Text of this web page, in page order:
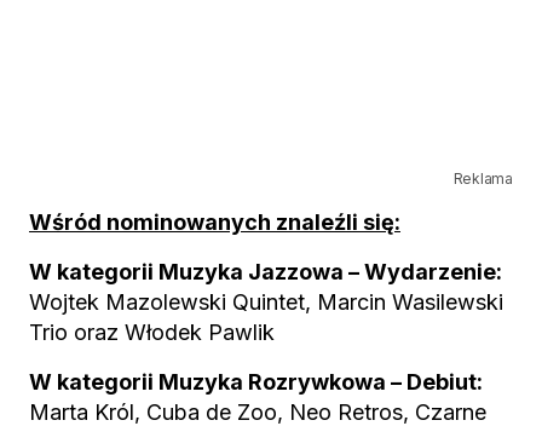
Reklama
Wśród nominowanych znaleźli się:
W kategorii Muzyka Jazzowa – Wydarzenie:
Wojtek Mazolewski Quintet, Marcin Wasilewski
Trio oraz Włodek Pawlik
W kategorii Muzyka Rozrywkowa – Debiut:
Marta Król, Cuba de Zoo, Neo Retros, Czarne